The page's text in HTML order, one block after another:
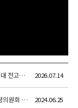
화학공학 인사이드:(21) 안전한 차세대 전고체전지 개발 2026.07.14
[2024년도 가을 총회 및 학술대회] 평의원회 위임장 양식 2024.06.25